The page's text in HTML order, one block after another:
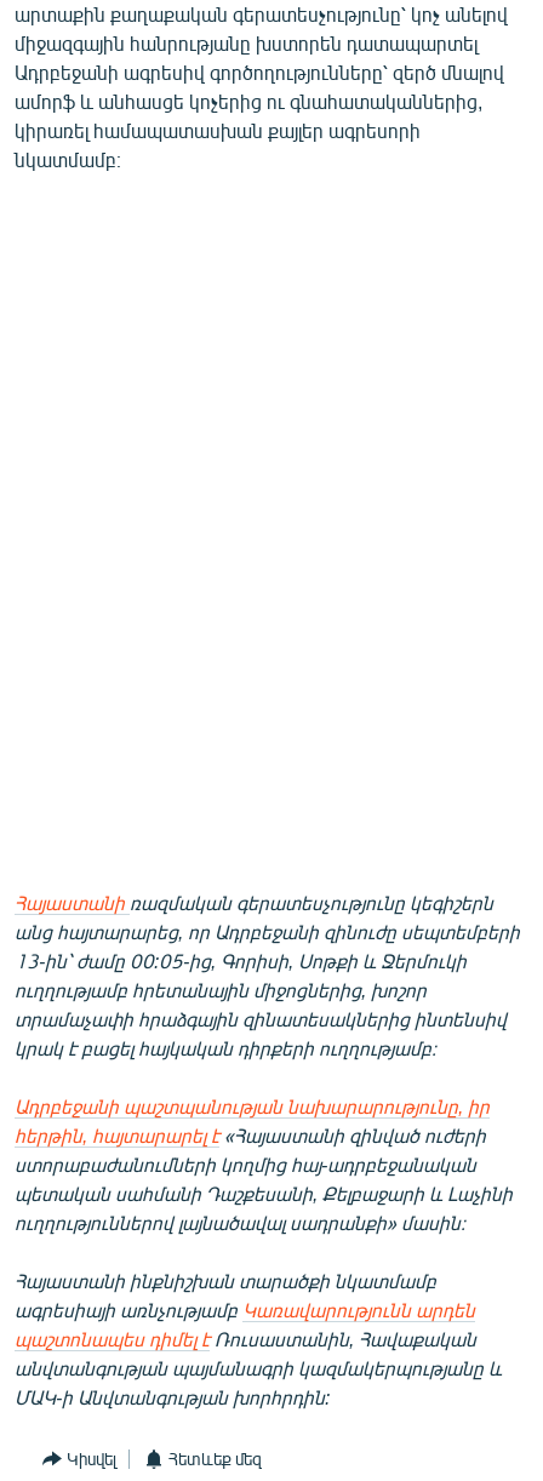
Русский
ՀԵՏԵՎԵՔ ՄԵԶ
արտաքին քաղաքական գերատեսչությունը՝ կոչ անելով
միջազգային հանրությանը խստորեն դատապարտել
Ադրբեջանի ագրեսիվ գործողությունները՝ զերծ մնալով
ամորֆ և անհասցե կոչերից ու գնահատականներից,
կիրառել համապատասխան քայլեր ագրեսորի
նկատմամբ։
Հայաստանի ռազմական գերատեսչությունը կեգիշերն
անց հայտարարեց, որ Ադրբեջանի զինուժը սեպտեմբերի
13-ին՝ ժամը 00:05-ից, Գորիսի, Սոթքի և Ջերմուկի
ուղղությամբ հրետանային միջոցներից, խոշոր
տրամաչափի հրաձգային զինատեսակներից ինտենսիվ
կրակ է բացել հայկական դիրքերի ուղղությամբ։
Ադրբեջանի պաշտպանության նախարարությունը, իր
հերթին, հայտարարել է«Հայաստանի զինված ուժերի
ստորաբաժանումների կողմից հայ-ադրբեջանական
պետական սահմանի Դաշքեսանի, Քելբաջարի և Լաչինի
ուղղություններով լայնածավալ սադրանքի» մասին։
Հայաստանի ինքնիշխան տարածքի նկատմամբ
ագրեսիայի առնչությամբ Կառավարությունն արդեն
պաշտոնապես դիմել էՌուսաստանին, Հավաքական
անվտանգության պայմանագրի կազմակերպությանը և
ՄԱԿ-ի Անվտանգության խորհրդին:
Կիսվել Հետևեք մեզ